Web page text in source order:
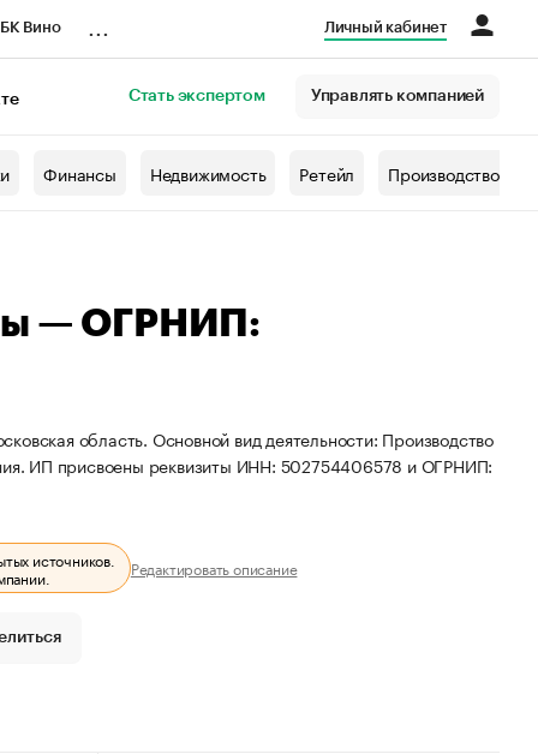
Вино Личный кабинет
Стать экспертом Управлять компанией
Финансы Недвижимость Ретейл Производство
— ОГРНИП:
область. Основной вид деятельности: Производство
ИП присвоены реквизиты ИНН: 502754406578 и ОГРНИП:
источников.
Редактировать описание